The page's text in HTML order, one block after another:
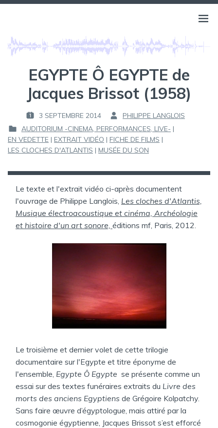
Aller
Ouvrir
menu
EGYPTE Ô EGYPTE de
Jacques Brissot (1958)
P
U
B
L
É
L
:
3 SEPTEMBRE 2014
P
A
R
PHILIPPE LANGLOIS
P
U
L
AUDITORIUM -CINEMA, PERFORMANCES, LIVE- |
EN VEDETTE | EXTRAIT VIDÉO | FICHE DE FILMS |
LES CLOCHES D'ATLANTIS | MUSÉE DU SON
Le texte et l'extrait vidéo ci-après documentent
l'ouvrage de Philippe Langlois, Les cloches d'Atlantis,
Musique électroacoustique et cinéma, Archéologie
et histoire d'un art sonore, éditions mf, Paris, 2012.
Le troisième et dernier volet de cette trilogie
documentaire sur l'Egypte et titre éponyme de
l'ensemble, Egypte Ô Egypte se présente comme un
essai sur des textes funéraires extraits du Livre des
morts des anciens Egyptiens de Grégoire Kolpatchy.
Sans faire œuvre d’égyptologue, mais attiré par la
cosmogonie égyptienne, Jacques Brissot s’est efforcé